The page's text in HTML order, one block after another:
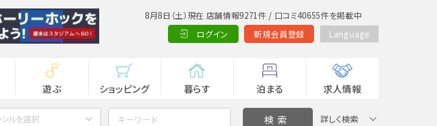
8月8日（土）現在 店舗情報9271件 / 口コミ40655件を掲載中
ログイン
新規会員登録 Language
遊ぶ ショッピング 暮らす 泊まる 求人情報
ンルを選択 詳しく検索